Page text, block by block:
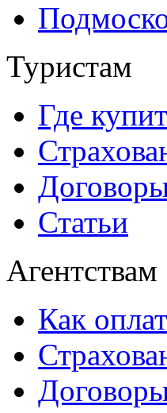
Туристам
Где
Статьи
Агентствам
Как